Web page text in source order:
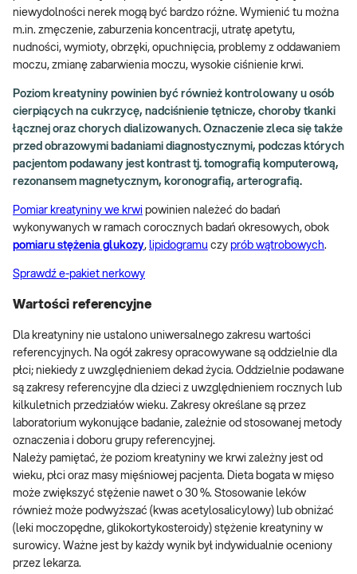
niewydolności nerek mogą być bardzo różne. Wymienić tu można
m.in. zmęczenie, zaburzenia koncentracji, utratę apetytu,
nudności, wymioty, obrzęki, opuchnięcia, problemy z oddawaniem
moczu, zmianę zabarwienia moczu, wysokie ciśnienie krwi.
Poziom kreatyniny powinien być również kontrolowany u osób
cierpiących na cukrzycę, nadciśnienie tętnicze, choroby tkanki
łącznej oraz chorych dializowanych. Oznaczenie zleca się także
przed obrazowymi badaniami diagnostycznymi, podczas których
pacjentom podawany jest kontrast tj. tomografią komputerową,
rezonansem magnetycznym, koronografią, arterografią.
Pomiar kreatyniny we krwi powinien należeć do badań
wykonywanych w ramach corocznych badań okresowych, obok
pomiaru stężenia glukozy, lipidogramu czy prób wątrobowych.
Sprawdź e-pakiet nerkowy
Wartości referencyjne
Dla kreatyniny nie ustalono uniwersalnego zakresu wartości
referencyjnych. Na ogół zakresy opracowywane są oddzielnie dla
płci; niekiedy z uwzględnieniem dekad życia. Oddzielnie podawane
są zakresy referencyjne dla dzieci z uwzględnieniem rocznych lub
kilkuletnich przedziałów wieku. Zakresy określane są przez
laboratorium wykonujące badanie, zależnie od stosowanej metody
oznaczenia i doboru grupy referencyjnej.
Należy pamiętać, że poziom kreatyniny we krwi zależny jest od
wieku, płci oraz masy mięśniowej pacjenta. Dieta bogata w mięso
może zwiększyć stężenie nawet o 30 %. Stosowanie leków
również może podwyższać (kwas acetylosalicylowy) lub obniżać
(leki moczopędne, glikokortykosteroidy) stężenie kreatyniny w
surowicy. Ważne jest by każdy wynik był indywidualnie oceniony
przez lekarza.